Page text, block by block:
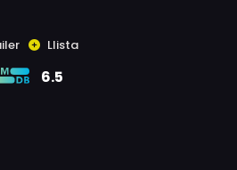
Llista
6.5